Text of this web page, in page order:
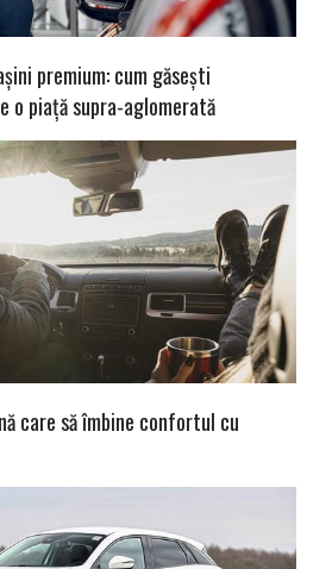
premium: cum găsești
o piață supra-aglomerată
care să îmbine confortul cu